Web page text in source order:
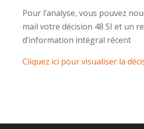
Pour l’analyse, vous pouvez
mail votre décision 48 SI et un
d’information intégral récent
Cliquez ici pour visualiser la